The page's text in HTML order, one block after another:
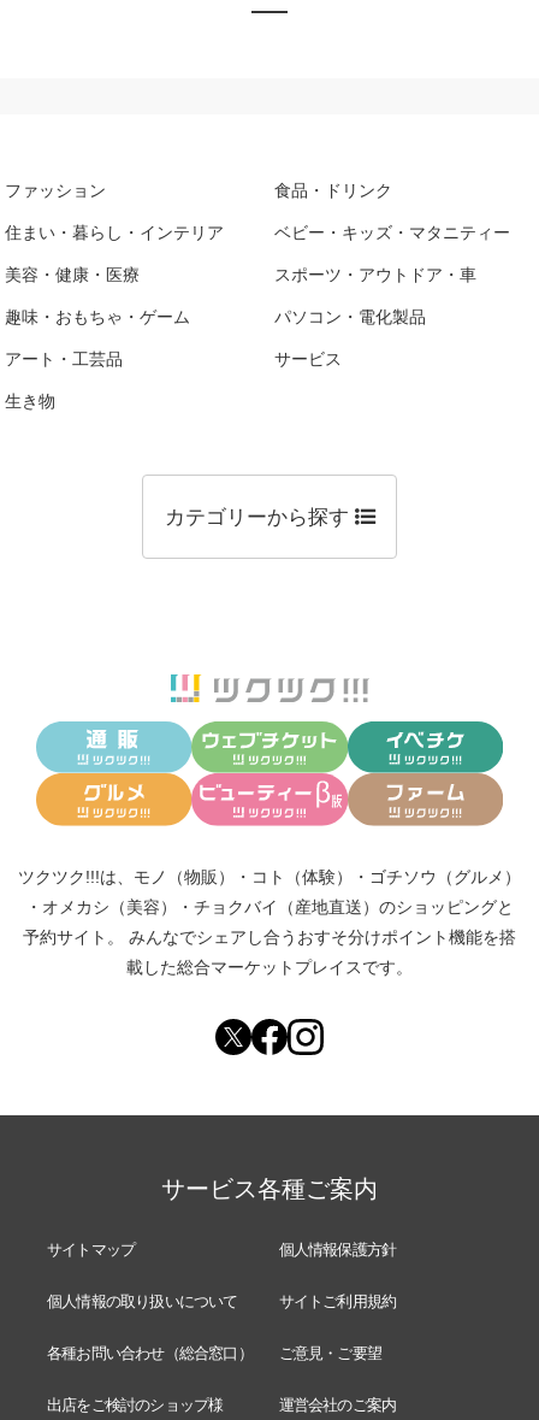
ファッション 食品・ドリンク
住まい・暮らし・インテリア ベビー・キッズ・マタニティー
美容・健康・医療 スポーツ・アウトドア・車
趣味・おもちゃ・ゲーム パソコン・電化製品
アート・工芸品 サービス
生き物
カテゴリーから探す
ツクツク!!!は、 モノ（物販） ・ コト（体験） ・ ゴチソウ（グルメ）
・ オメカシ（美容） ・ チョクバイ（産地直送） のショッピングと
予約サイト。
みんなでシェアし合う おすそ分けポイント機能を搭
載した総合マーケットプレイスです。
サービス各種ご案内
サイトマップ 個人情報保護方針
個人情報の取り扱いについて サイトご利用規約
各種お問い合わせ（総合窓口） ご意見・ご要望
出店をご検討のショップ様 運営会社のご案内